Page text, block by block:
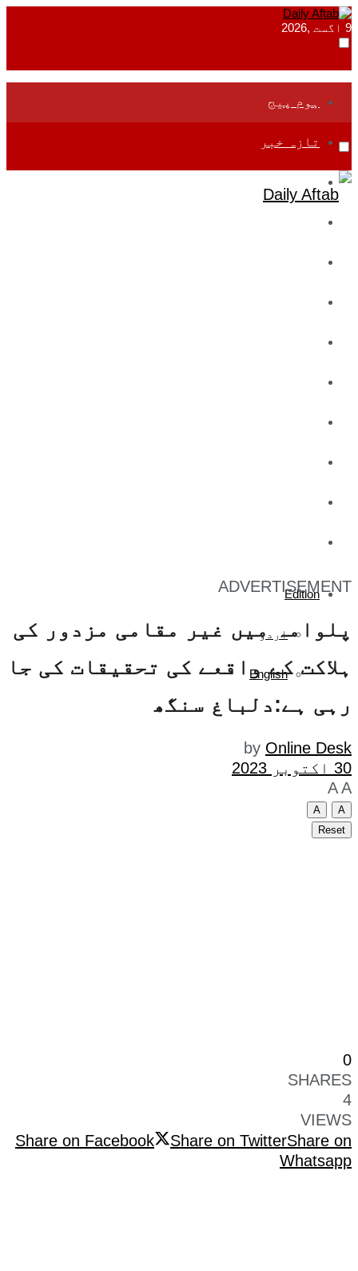
9 اگست ,2026
ہوم پیج
تازہ خبر
Edition
اردو
English
ADVERTISEMENT
پلوامہ میں غیر مقامی مزدور کی
ہلاکت کے واقعے کی تحقیقات کی جا
رہی ہے:دلباغ سنگھ
by Online Desk
30 اکتوبر 2023
A A
A
A
Reset
0
SHARES
4
VIEWS
Share on Facebook
Share on TwitterShare on
Whatsapp